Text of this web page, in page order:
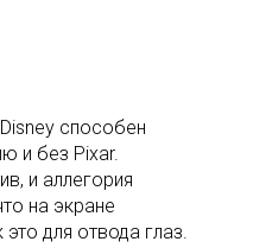
способен
и без Pixar.
и аллегория
на экране
для отвода глаз.